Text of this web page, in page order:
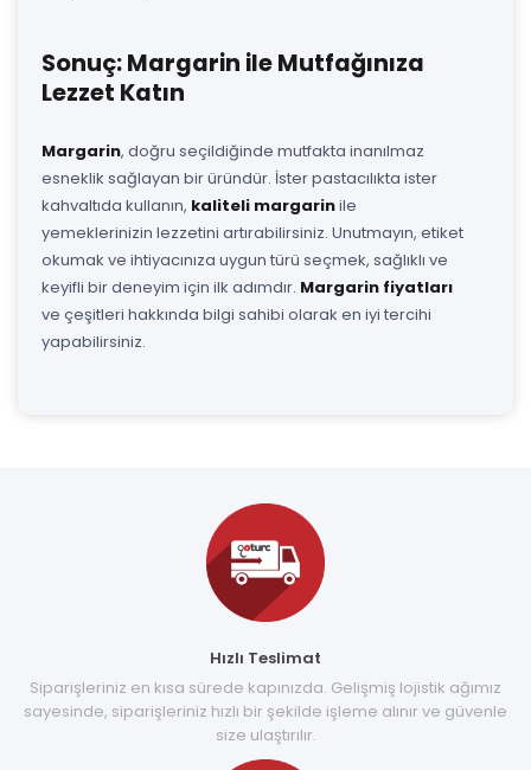
Sonuç: Margarin ile Mutfağınıza
Lezzet Katın
Margarin, doğru seçildiğinde mutfakta inanılmaz
esneklik sağlayan bir üründür. İster pastacılıkta ister
kahvaltıda kullanın, kaliteli margarinile
yemeklerinizin lezzetini artırabilirsiniz. Unutmayın, etiket
okumak ve ihtiyacınıza uygun türü seçmek, sağlıklı ve
keyifli bir deneyim için ilk adımdır. Margarin fiyatları
ve çeşitleri hakkında bilgi sahibi olarak en iyi tercihi
yapabilirsiniz.
Hızlı Teslimat
Siparişleriniz en kısa sürede kapınızda. Gelişmiş lojistik ağımız
sayesinde, siparişleriniz hızlı bir şekilde işleme alınır ve güvenle
size ulaştırılır.